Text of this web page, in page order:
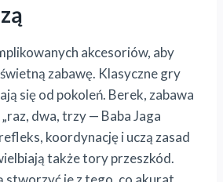
akcesoriów, aby
zabawę. Klasyczne gry
się od pokoleń. Berek, zabawa
dwa, trzy — Baba Jaga
koordynację i uczą zasad
także tory przeszkód.